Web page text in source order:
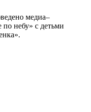
медиа–
небу» с детьми